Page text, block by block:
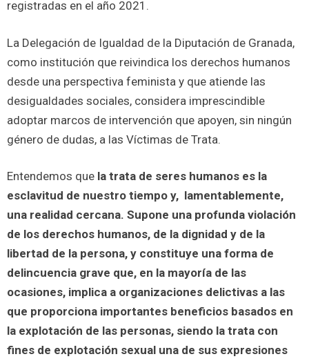
registradas en el año 2021.
La Delegación de Igualdad de la Diputación de Granada,
como institución que reivindica los derechos humanos
desde una perspectiva feminista y que atiende las
desigualdades sociales, considera imprescindible
adoptar marcos de intervención que apoyen, sin ningún
género de dudas, a las Víctimas de Trata.
Entendemos que la trata de seres humanos es la
esclavitud de nuestro tiempo y, lamentablemente,
una realidad cercana. Supone una profunda violación
de los derechos humanos, de la dignidad y de la
libertad de la persona, y constituye una forma de
delincuencia grave que, en la mayoría de las
ocasiones, implica a organizaciones delictivas a las
que proporciona importantes beneficios basados en
la explotación de las personas, siendo la trata con
fines de explotación sexual una de sus expresiones